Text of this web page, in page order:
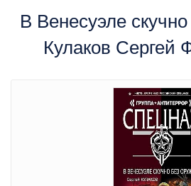
В Венесуэле
Кулаков Сергей